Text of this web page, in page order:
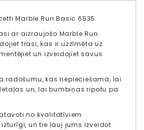
Marble Run Basic 6535.
ar aizraujošo Marble Run
trasi, kas ir uzzīmēta uz
un izveidojiet savus
radošumu, kas nepieciešama, lai
un, lai bumbiņas ripotu pa
no kvalitatīviem
un tie ļauj jums izveidot